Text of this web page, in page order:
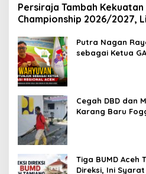
Persiraja Tambah
Championship 2026/2027,
Putra Nagan
sebagai Ketua
Cegah DBD dan
Karang Baru
Tiga BUMD Aceh
Direksi, Ini